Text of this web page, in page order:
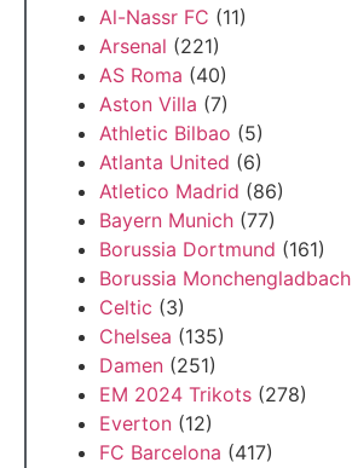
Al-Nassr FC (11)
Arsenal (221)
AS Roma (40)
Aston Villa (7)
Athletic Bilbao (5)
Atlanta United (6)
Atletico Madrid (86)
Bayern Munich (77)
Borussia Dortmund (161)
Borussia Monchengladbach
Celtic (3)
Chelsea (135)
Damen (251)
EM 2024 Trikots (278)
Everton (12)
FC Barcelona (417)